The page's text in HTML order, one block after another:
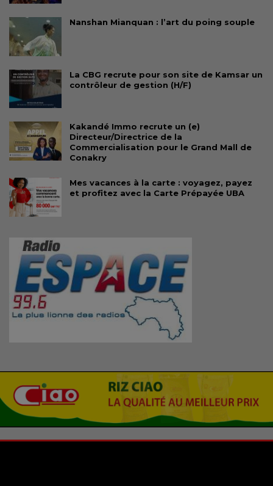
Nanshan Mianquan : l’art du poing souple
La CBG recrute pour son site de Kamsar un
contrôleur de gestion (H/F)
Kakandé Immo recrute un (e)
Directeur/Directrice de la
Commercialisation pour le Grand Mall de
Conakry
Mes vacances à la carte : voyagez, payez
et profitez avec la Carte Prépayée UBA